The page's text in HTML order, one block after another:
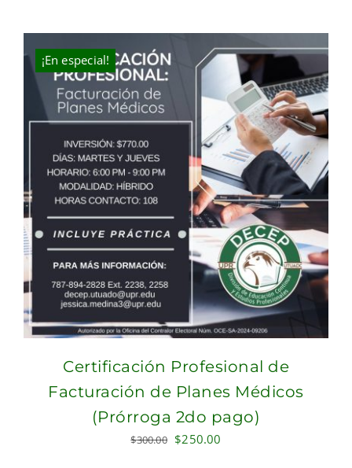
was:
$325.00.
is:
$220.00.
¡En especial!
Certificación Profesional de
Facturación de Planes Médicos
(Prórroga 2do pago)
$300.00 Original
$250.00